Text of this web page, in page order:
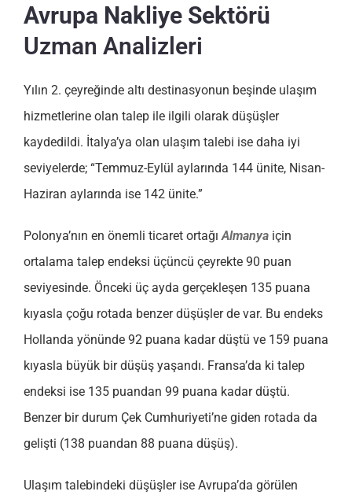
Avrupa Nakliye Sektörü
Uzman Analizleri
Yılın 2. çeyreğinde altı destinasyonun beşinde ulaşım
hizmetlerine olan talep ile ilgili olarak düşüşler
kaydedildi. İtalya’ya olan ulaşım talebi ise daha iyi
seviyelerde; “Temmuz-Eylül aylarında 144 ünite, Nisan-
Haziran aylarında ise 142 ünite.”
Polonya’nın en önemli ticaret ortağı Almanya için
ortalama talep endeksi üçüncü çeyrekte 90 puan
seviyesinde. Önceki üç ayda gerçekleşen 135 puana
kıyasla çoğu rotada benzer düşüşler de var. Bu endeks
Hollanda yönünde 92 puana kadar düştü ve 159 puana
kıyasla büyük bir düşüş yaşandı. Fransa’da ki talep
endeksi ise 135 puandan 99 puana kadar düştü.
Benzer bir durum Çek Cumhuriyeti’ne giden rotada da
gelişti (138 puandan 88 puana düşüş).
Ulaşım talebindeki düşüşler ise Avrupa’da görülen